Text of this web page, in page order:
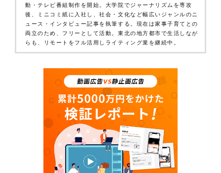
動・テレビ番組制作を開始。大学院でジャーナリズムを専攻
後、ミニコミ紙に入社し、社会・文化など幅広いジャンルのニ
ュース・インタビュー記事を執筆する。現在は家事子育てとの
両立のため、フリーとして活動。東北の地方都市で生活しなが
らも、リモートをフル活用しライティング業を継続中。